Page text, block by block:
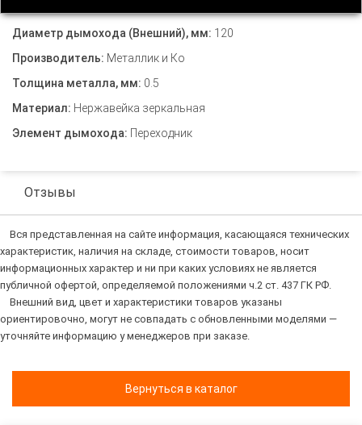
Диаметр дымохода (Внешний), мм: 120
Производитель: Металлик и Ко
Толщина металла, мм: 0.5
Материал: Нержавейка зеркальная
Элемент дымохода: Переходник
Отзывы
Вся представленная на сайте информация, касающаяся технических
характеристик, наличия на складе, стоимости товаров, носит
информационных характер и ни при каких условиях не является
публичной офертой, определяемой положениями ч.2 ст. 437 ГК РФ.
Внешний вид, цвет и характеристики товаров указаны
ориентировочно, могут не совпадать с обновленными моделями —
уточняйте информацию у менеджеров при заказе.
Вернуться в каталог